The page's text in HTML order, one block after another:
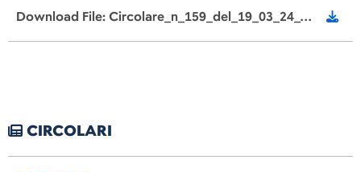
Download File: Circolare_n_159_del_19_03_24_Calendario_prove_Invalsi.pdf
CIRCOLARI